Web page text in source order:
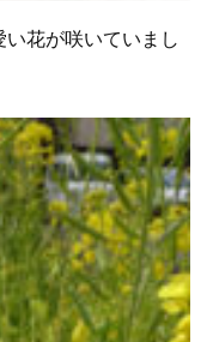
花が咲いていまし